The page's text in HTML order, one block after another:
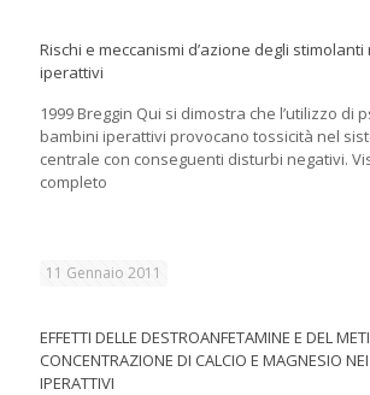
Rischi e meccanismi d’azione degli
iperattivi
1999 Breggin Qui si dimostra che l’utilizzo di
bambini iperattivi provocano tossicità nel
centrale con conseguenti disturbi negativi.
completo
11 Gennaio 2011
EFFETTI DELLE DESTROANFETAMINE E DEL
CONCENTRAZIONE DI CALCIO E MAGNESIO
IPERATTIVI